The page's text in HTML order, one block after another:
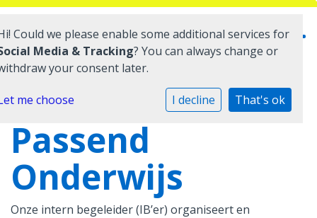
Home
Onze school
Praktische informatie
Medezeggenschap
Passend
Onderwijs
Onze intern begeleider (IB’er) organiseert en
Could we please enable some additional services for
Media & Tracking? You can always change or
your consent later.
me choose I decline That's ok